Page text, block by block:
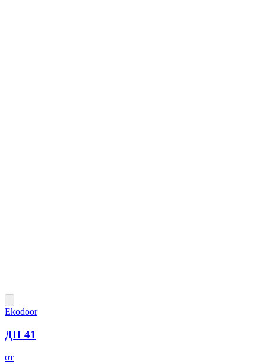
Ekodoor
ДП 41
от